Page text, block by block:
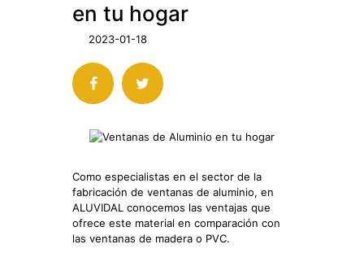
ENERGÉTICAen tu hogar
2023-01-18
Como especialistas en el sector de la
fabricación de ventanas de aluminio, en
ALUVIDAL conocemos las ventajas que
ofrece este material en comparación con
las ventanas de madera o PVC.